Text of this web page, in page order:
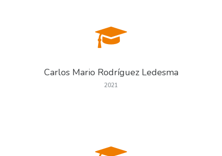
Carlos Mario Rodríguez Ledesma
2021